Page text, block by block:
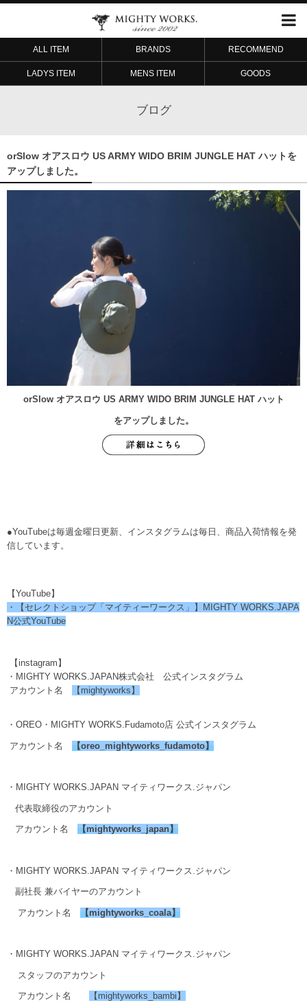
ALL ITEM BRANDS RECOMMEND
LADYS ITEM MENS ITEM GOODS
ブログ
orSlow オアスロウ US ARMY WIDO BRIM JUNGLE HAT ハットを
アップしました。
orSlow オアスロウ US ARMY WIDO BRIM JUNGLE HAT ハット
をアップしました。
●YouTubeは毎週金曜日更新、インスタグラムは毎日、商品入荷情報を発
信しています。
【YouTube】
・【セレクトショップ「マイティーワークス」】MIGHTY WORKS.JAPA
N公式YouTube
【instagram】
・MIGHTY WORKS.JAPAN株式会社 公式インスタグラム
アカウント名
【mightyworks】
・OREO・MIGHTY WORKS.Fudamoto店 公式インスタグラム
アカウント名 【oreo_mightyworks_fudamoto】
・MIGHTY WORKS.JAPAN マイティワークス.ジャパン
代表取締役のアカウント
アカウント名 【mightyworks_japan】
・MIGHTY WORKS.JAPAN マイティワークス.ジャパン
副社長 兼バイヤーのアカウント
アカウント名 【mightyworks_coala】
・MIGHTY WORKS.JAPAN マイティワークス.ジャパン
スタッフのアカウント
アカウント名 【mightyworks_bambi】